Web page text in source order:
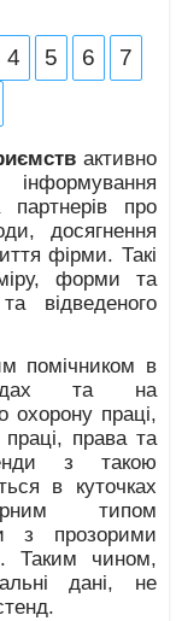
4 5 6
7
активно
інформування
партнерів про
досягнення
фірми. Такі
форми та
відведеного
помічником в
радах та на
охорону праці,
праці, права та
з такою
в куточках
типом
з прозорими
Таким чином,
дані, не